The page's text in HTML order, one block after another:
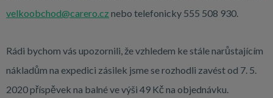
velkoobchod@carero.cz nebo telefonicky 555 508 930.
Rádi bychom vás upozornili, že vzhledem ke stále narůstajícím
nákladům na expedici zásilek jsme se rozhodli zavést od 7. 5.
2020 příspěvek na balné ve výši 49 Kč na objednávku.